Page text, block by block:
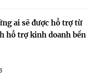
ai sẽ được hỗ trợ từ
hỗ trợ kinh doanh bền